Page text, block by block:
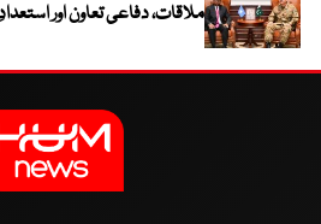
ملاقات، دفاعی تعاون اور